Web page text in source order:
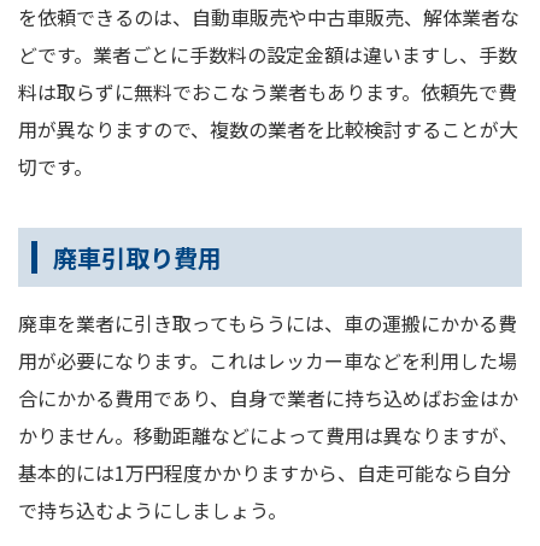
を依頼できるのは、自動車販売や中古車販売、解体業者な
どです。業者ごとに手数料の設定金額は違いますし、手数
料は取らずに無料でおこなう業者もあります。依頼先で費
用が異なりますので、複数の業者を比較検討することが大
切です。
廃車引取り費用
廃車を業者に引き取ってもらうには、車の運搬にかかる費
用が必要になります。これはレッカー車などを利用した場
合にかかる費用であり、自身で業者に持ち込めばお金はか
かりません。移動距離などによって費用は異なりますが、
基本的には1万円程度かかりますから、自走可能なら自分
で持ち込むようにしましょう。